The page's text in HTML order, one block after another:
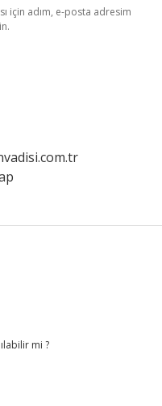
için adım, e-posta adresim
mi ?